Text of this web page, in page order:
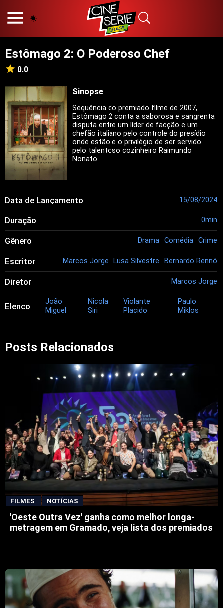
PRINCÍPIOS EDITORIAIS
POLÍTICA DE PRIVACIDADE
CONTATO
Hot
Popular
Tendência
Filmes
Séries
Novelas
Estômago 2: O Poderoso Chef
0.0
Sinopse
Sequência do premiado filme de 2007,
Estômago 2 conta a saborosa e sangrenta
disputa entre um líder de facção e um
chefão italiano pelo controle do presídio
onde estão e o privilégio de ser servido
pelo talentoso cozinheiro Raimundo
Nonato.
Data de Lançamento 15/08/2024
Duração 0min
Gênero Drama Comédia Crime
Escritor Marcos Jorge Lusa Silvestre Bernardo Rennó
Diretor Marcos Jorge
Elenco
João
Miguel
Nicola
Siri
Violante
Placido
Paulo
Miklos
Posts Relacionados
FILMES NOTÍCIAS
'Oeste Outra Vez' ganha como melhor longa-
metragem em Gramado, veja lista dos premiados